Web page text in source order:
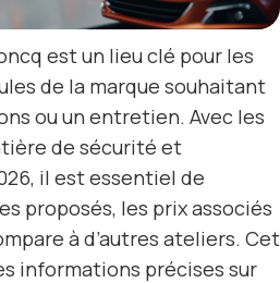
est un lieu clé pour les
de la marque souhaitant
ou un entretien. Avec les
de sécurité et
il est essentiel de
proposés, les prix associés
à d’autres ateliers. Cet
informations précises sur